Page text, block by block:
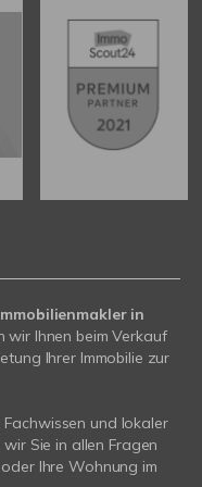
in
wir Ihnen beim Verkauf
Ihrer Immobilie zur
Fachwissen und lokaler
Sie in allen Fragen
Ihre Wohnung im